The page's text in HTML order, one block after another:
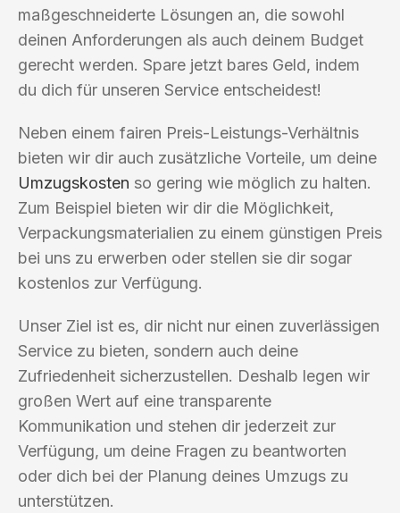
maßgeschneiderte Lösungen an, die sowohl
deinen Anforderungen als auch deinem Budget
gerecht werden. Spare jetzt bares Geld, indem
du dich für unseren Service entscheidest!
Neben einem fairen Preis-Leistungs-Verhältnis
bieten wir dir auch zusätzliche Vorteile, um deine
Umzugskosten so gering wie möglich zu halten.
Zum Beispiel bieten wir dir die Möglichkeit,
Verpackungsmaterialien zu einem günstigen Preis
bei uns zu erwerben oder stellen sie dir sogar
kostenlos zur Verfügung.
Unser Ziel ist es, dir nicht nur einen zuverlässigen
Service zu bieten, sondern auch deine
Zufriedenheit sicherzustellen. Deshalb legen wir
großen Wert auf eine transparente
Kommunikation und stehen dir jederzeit zur
Verfügung, um deine Fragen zu beantworten
oder dich bei der Planung deines Umzugs zu
unterstützen.